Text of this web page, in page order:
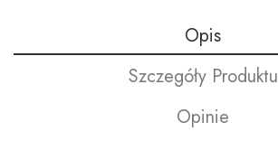
Opis
Szczegóły Produktu
Opinie